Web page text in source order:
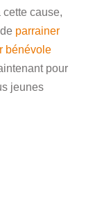
cause,
parrainer
bénévole
pour
jeunes